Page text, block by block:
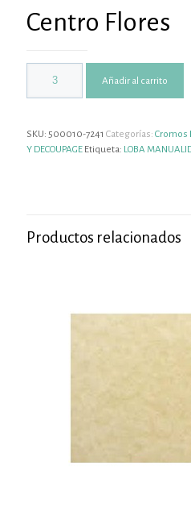
Centro Flores
Añadir al carrito
SKU: 500010-7241 Categorías: Cromos
Y DECOUPAGE Etiqueta: LOBA
Productos relacionados